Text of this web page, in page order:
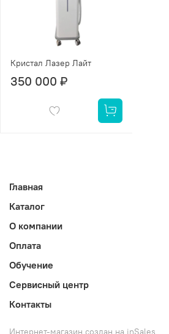
Кристал Лазер Лайт
350 000 ₽
Главная
Каталог
О компании
Оплата
Обучение
Сервисный центр
Контакты
Интернет-магазин создан на inSales